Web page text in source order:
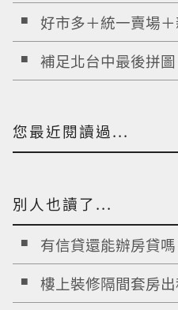
好市多＋統一賣場
補足北台中最後拼
您最近閱讀過...
別人也讀了...
有信貸還能辦房貸
樓上裝修隔間套房